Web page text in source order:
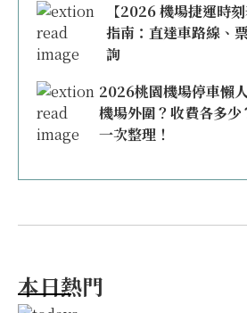
【2026 機場捷運時
指南：直達車路線、
詢
2026桃園機場停車懶
機場外圍？收費各多
一次整理！
本日熱門